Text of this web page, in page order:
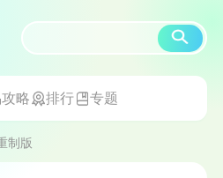
攻略 排行 专题
制版